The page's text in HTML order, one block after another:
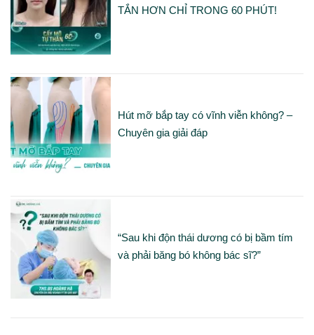
TẮN HƠN CHỈ TRONG 60 PHÚT!
Hút mỡ bắp tay có vĩnh viễn không? –
Chuyên gia giải đáp
“Sau khi độn thái dương có bị bầm tím
và phải băng bó không bác sĩ?”